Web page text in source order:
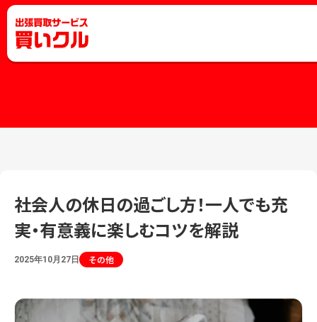
社会人の休日の過ごし方！一人でも充
実・有意義に楽しむコツを解説
2025年10月27日 その他